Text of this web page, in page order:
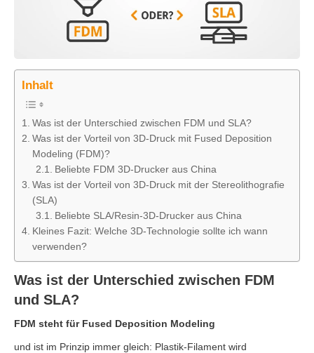
Inhalt
Was ist der Unterschied zwischen FDM und SLA?
Was ist der Vorteil von 3D-Druck mit Fused Deposition
Modeling (FDM)?
Beliebte FDM 3D-Drucker aus China
Was ist der Vorteil von 3D-Druck mit der Stereolithografie
(SLA)
Beliebte SLA/Resin-3D-Drucker aus China
Kleines Fazit: Welche 3D-Technologie sollte ich wann
verwenden?
Was ist der Unterschied zwischen FDM
und SLA?
FDM steht für Fused Deposition Modeling
und ist im Prinzip immer gleich: Plastik-Filament wird